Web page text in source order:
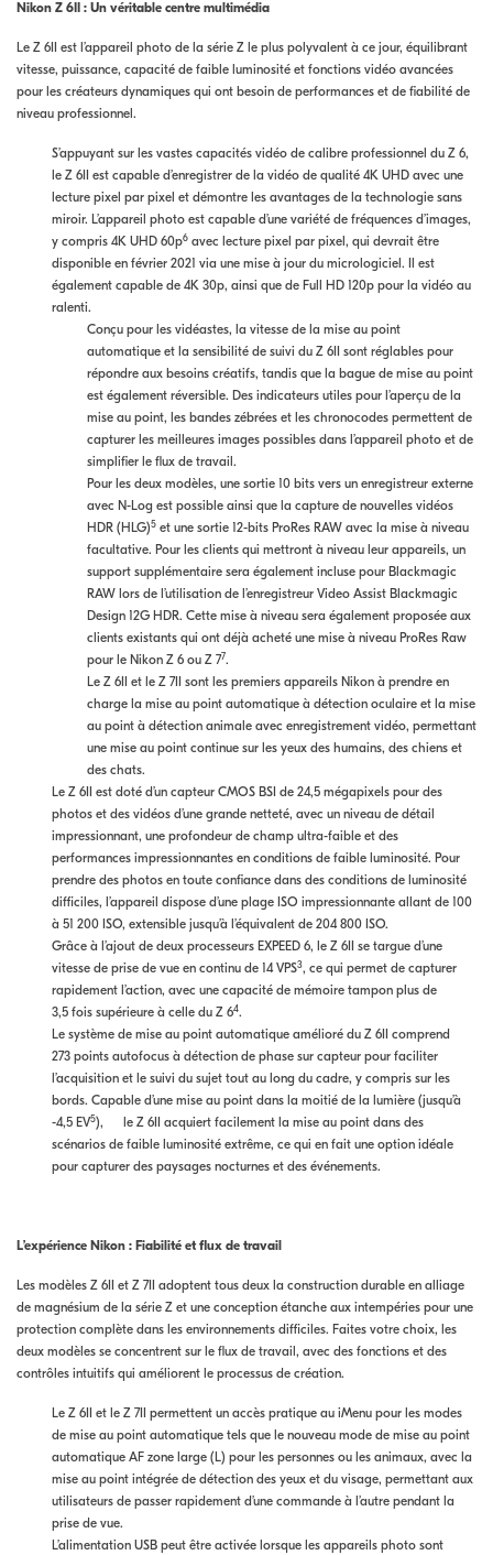
Nikon Z 6II : Un véritable centre multimédia
Le Z 6II est l’appareil photo de la série Z le plus polyvalent à ce jour, équilibrant
vitesse, puissance, capacité de faible luminosité et fonctions vidéo avancées
pour les créateurs dynamiques qui ont besoin de performances et de fiabilité de
niveau professionnel.
S’appuyant sur les vastes capacités vidéo de calibre professionnel du Z 6,
le Z 6II est capable d’enregistrer de la vidéo de qualité 4K UHD avec une
lecture pixel par pixel et démontre les avantages de la technologie sans
miroir. L’appareil photo est capable d’une variété de fréquences d’images,
y compris 4K UHD 60p6 avec lecture pixel par pixel, qui devrait être
disponible en février 2021 via une mise à jour du micrologiciel. Il est
également capable de 4K 30p, ainsi que de Full HD 120p pour la vidéo au
ralenti.
Conçu pour les vidéastes, la vitesse de la mise au point
automatique et la sensibilité de suivi du Z 6II sont réglables pour
répondre aux besoins créatifs, tandis que la bague de mise au point
est également réversible. Des indicateurs utiles pour l’aperçu de la
mise au point, les bandes zébrées et les chronocodes permettent de
capturer les meilleures images possibles dans l’appareil photo et de
simplifier le flux de travail.
Pour les deux modèles, une sortie 10 bits vers un enregistreur externe
avec N-Log est possible ainsi que la capture de nouvelles vidéos
HDR (HLG)5 et une sortie 12-bits ProRes RAW avec la mise à niveau
facultative. Pour les clients qui mettront à niveau leur appareils, un
support supplémentaire sera également incluse pour Blackmagic
RAW lors de l’utilisation de l’enregistreur Video Assist Blackmagic
Design 12G HDR. Cette mise à niveau sera également proposée aux
clients existants qui ont déjà acheté une mise à niveau ProRes Raw
pour le Nikon Z 6 ou Z 77.
Le Z 6II et le Z 7II sont les premiers appareils Nikon à prendre en
charge la mise au point automatique à détection oculaire et la mise
au point à détection animale avec enregistrement vidéo, permettant
une mise au point continue sur les yeux des humains, des chiens et
des chats.
Le Z 6II est doté d’un capteur CMOS BSI de 24,5 mégapixels pour des
photos et des vidéos d’une grande netteté, avec un niveau de détail
impressionnant, une profondeur de champ ultra-faible et des
performances impressionnantes en conditions de faible luminosité. Pour
prendre des photos en toute confiance dans des conditions de luminosité
difficiles, l’appareil dispose d’une plage ISO impressionnante allant de 100
à 51 200 ISO, extensible jusqu’à l’équivalent de 204 800 ISO.
Grâce à l’ajout de deux processeurs EXPEED 6, le Z 6II se targue d’une
vitesse de prise de vue en continu de 14 VPS3, ce qui permet de capturer
rapidement l’action, avec une capacité de mémoire tampon plus de
3,5 fois supérieure à celle du Z 64.
Le système de mise au point automatique amélioré du Z 6II comprend
273 points autofocus à détection de phase sur capteur pour faciliter
l’acquisition et le suivi du sujet tout au long du cadre, y compris sur les
bords. Capable d’une mise au point dans la moitié de la lumière (jusqu’à
-4,5 EV5), le Z 6II acquiert facilement la mise au point dans des
scénarios de faible luminosité extrême, ce qui en fait une option idéale
pour capturer des paysages nocturnes et des événements.
L’expérience Nikon : Fiabilité et flux de travail
Les modèles Z 6II et Z 7II adoptent tous deux la construction durable en alliage
de magnésium de la série Z et une conception étanche aux intempéries pour une
protection complète dans les environnements difficiles. Faites votre choix, les
deux modèles se concentrent sur le flux de travail, avec des fonctions et des
contrôles intuitifs qui améliorent le processus de création.
Le Z 6II et le Z 7II permettent un accès pratique au iMenu pour les modes
de mise au point automatique tels que le nouveau mode de mise au point
automatique AF zone large (L) pour les personnes ou les animaux, avec la
mise au point intégrée de détection des yeux et du visage, permettant aux
utilisateurs de passer rapidement d’une commande à l’autre pendant la
prise de vue.
L’alimentation USB peut être activée lorsque les appareils photo sont